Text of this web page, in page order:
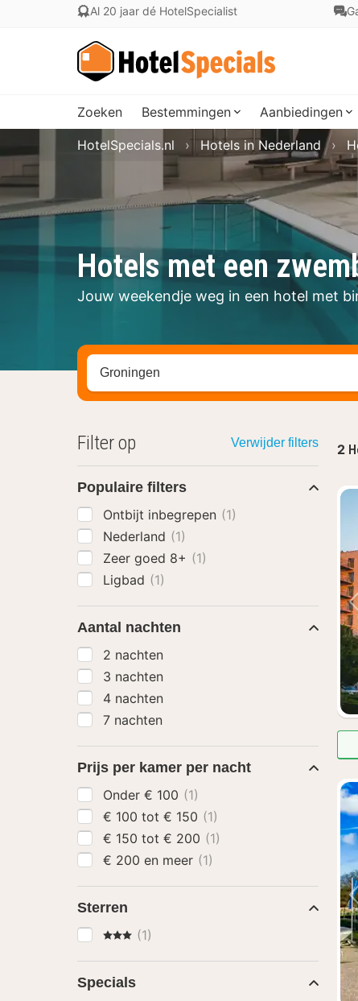
Al 20 jaar dé HotelSpecialist
Zoeken Bestemmingen Aanbiedingen
Hotels met een
Jouw weekendje weg in een hotel met
HotelSpecials.nl Hotels in Nederland
Zoek op hotel, regio of stad
2
Filter op Verwijder filters
Populaire filters
Ontbijt inbegrepen (1)
Nederland (1)
Zeer goed 8+ (1)
Ligbad (1)
Aantal nachten
2 nachten
3 nachten
4 nachten
7 nachten
Prijs per kamer per nacht
Onder € 100 (1)
€ 100 tot € 150 (1)
€ 150 tot € 200 (1)
€ 200 en meer (1)
Sterren
3 Sterren
(1)
Specials